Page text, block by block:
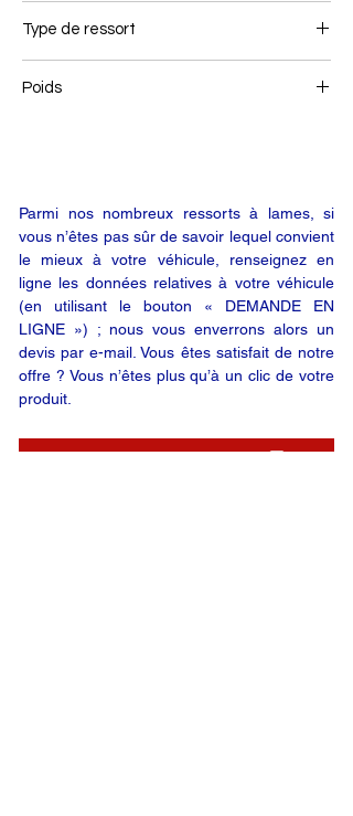
Type de ressort
Poids
Parmi nos nombreux ressorts à lames, si
vous n’êtes pas sûr de savoir lequel convient
le mieux à votre véhicule, renseignez en
ligne les données relatives à votre véhicule
(en utilisant le bouton « DEMANDE EN
LIGNE ») ; nous vous enverrons alors un
devis par e-mail. Vous êtes satisfait de notre
offre ? Vous n’êtes plus qu’à un clic de votre
produit.